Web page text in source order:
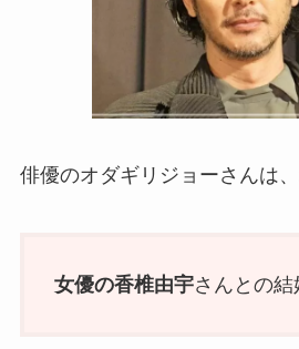
俳優のオダギリジョーさんは、
女優の香椎由宇さんとの結